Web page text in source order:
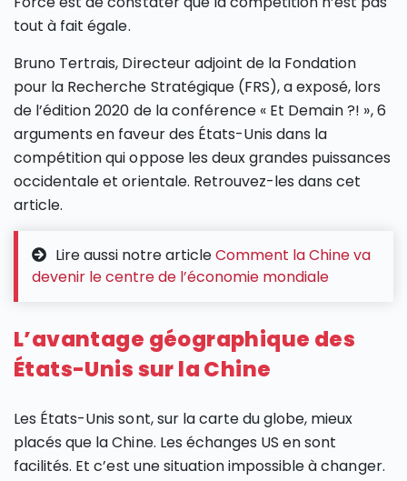
tout à fait égale.
Bruno Tertrais, Directeur adjoint de la Fondation
pour la Recherche Stratégique (FRS), a exposé, lors
de l’édition 2020 de la conférence « Et Demain ?! », 6
arguments en faveur des États-Unis dans la
compétition qui oppose les deux grandes puissances
occidentale et orientale. Retrouvez-les dans cet
article.
Lire aussi notre articleComment la Chine va
devenir le centre de l’économie mondiale
L’avantage géographique des
États-Unis sur la Chine
Les États-Unis sont, sur la carte du globe, mieux
placés que la Chine. Les échanges US en sont
facilités. Et c’est une situation impossible à changer.